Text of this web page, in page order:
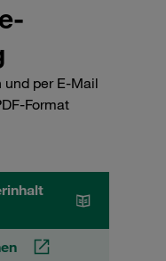
per E-Mail
Format